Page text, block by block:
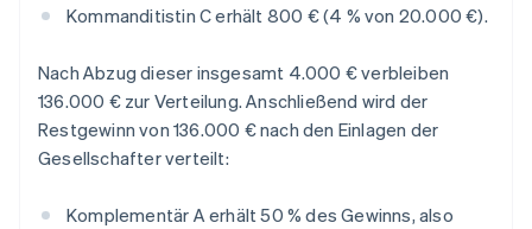
Kommanditistin C erhält 800 € (4 % von 20.000 €).
Nach Abzug dieser insgesamt 4.000 € verbleiben
136.000 € zur Verteilung. Anschließend wird der
Restgewinn von 136.000 € nach den Einlagen der
Gesellschafter verteilt:
Komplementär A erhält 50 % des Gewinns, also